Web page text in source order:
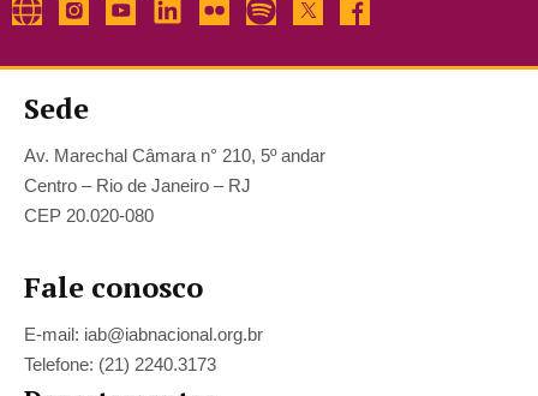
Sede
Av. Marechal Câmara n° 210, 5º andar
Centro – Rio de Janeiro – RJ
CEP 20.020-080
Fale conosco
E-mail: iab@iabnacional.org.br
Telefone: (21) 2240.3173